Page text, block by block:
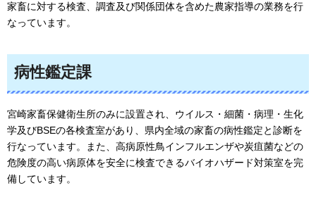
家畜に対する検査、調査及び関係団体を含めた農家指導の業務を行
なっています。
病性鑑定課
宮崎家畜保健衛生所のみに設置され、ウイルス・細菌・病理・生化
学及びBSEの各検査室があり、県内全域の家畜の病性鑑定と診断を
行なっています。また、高病原性鳥インフルエンザや炭疽菌などの
危険度の高い病原体を安全に検査できるバイオハザード対策室を完
備しています。